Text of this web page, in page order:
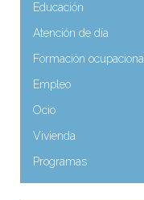
Educación
Atención de día
Formación ocupacional
Empleo
Ocio
Vivienda
Programas